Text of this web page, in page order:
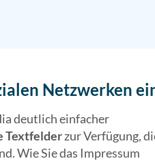
Netzwerken
deutlich einfacher
Textfelderzur Verfügung,
Wie Sie das Impressum